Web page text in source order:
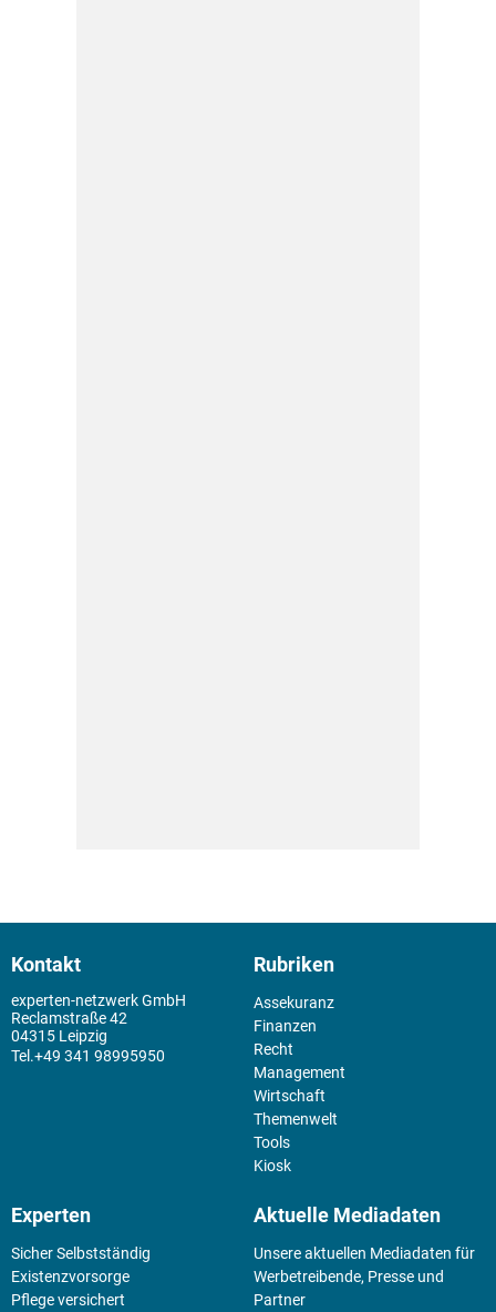
Kontakt
experten-netzwerk GmbH
Reclamstraße 42
04315 Leipzig
+49 341 98995950
Rubriken
Assekuranz
Finanzen
Recht
Management
Wirtschaft
Themenwelt
Tools
Kiosk
Experten
Sicher Selbstständig
Existenz­vorsorge
Pflege versichert
Aktuelle Mediadaten
Unsere aktuellen Mediadaten für
Werbetreibende, Presse und
Partner